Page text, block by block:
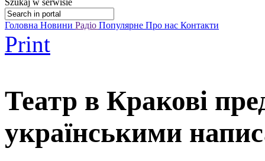
Szukaj w serwisie
Головна Новини Радіо Популярне Про нас Контакти
Print
Театр в Кракові
українськими